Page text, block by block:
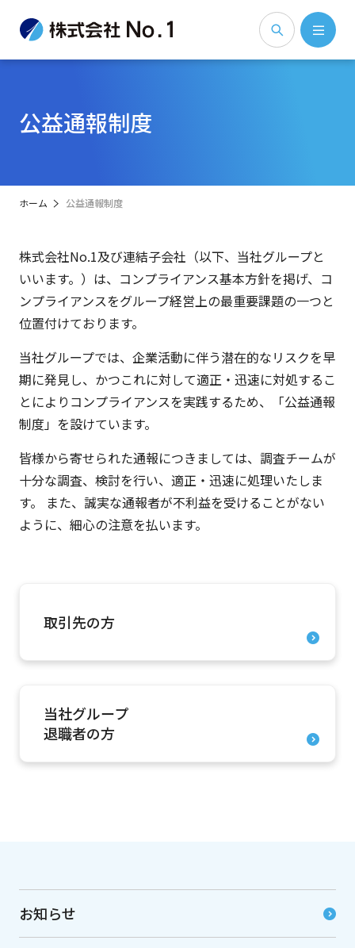
公益通報制度
ホーム 公益通報制度
株式会社No.1及び連結子会社（以下、当社グループと
いいます。）は、コンプライアンス基本方針を掲げ、コ
ンプライアンスをグループ経営上の最重要課題の一つと
位置付けております。
当社グループでは、企業活動に伴う潜在的なリスクを早
期に発見し、かつこれに対して適正・迅速に対処するこ
とによりコンプライアンスを実践するため、「公益通報
制度」を設けています。
皆様から寄せられた通報につきましては、調査チームが
十分な調査、検討を行い、適正・迅速に処理いたしま
す。 また、誠実な通報者が不利益を受けることがない
ように、細心の注意を払います。
取引先の方
当社グループ
退職者の方
お知らせ